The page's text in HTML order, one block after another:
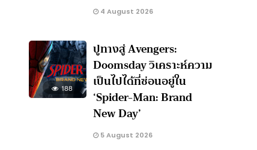
4 August 2026
188
ปูทางสู่ Avengers:
Doomsday วิเคราะห์ความ
เป็นไปได้ที่ซ่อนอยู่ใน
‘Spider-Man: Brand
New Day’
5 August 2026